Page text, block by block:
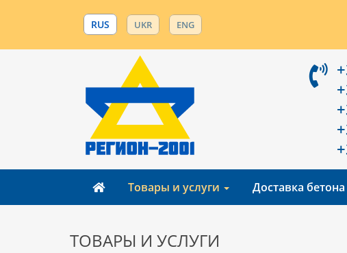
RUS UKR ENG
Товары и услуги Доставка бетона
ТОВАРЫ И УСЛУГИ